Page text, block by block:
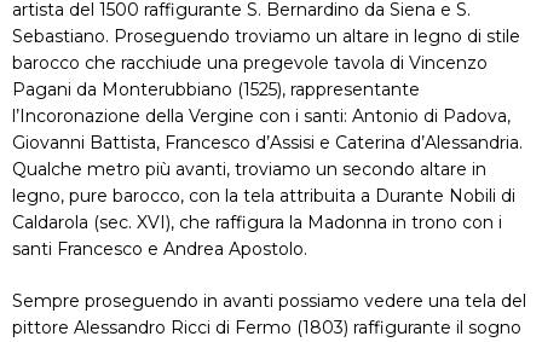
artista del 1500 raffigurante S. Bernardino da Siena e S.
Sebastiano. Proseguendo troviamo un altare in legno di stile
barocco che racchiude una pregevole tavola di Vincenzo
Pagani da Monterubbiano (1525), rappresentante
l’Incoronazione della Vergine con i santi: Antonio di Padova,
Giovanni Battista, Francesco d’Assisi e Caterina d’Alessandria.
Qualche metro più avanti, troviamo un secondo altare in
legno, pure barocco, con la tela attribuita a Durante Nobili di
Caldarola (sec. XVI), che raffigura la Madonna in trono con i
santi Francesco e Andrea Apostolo.
Sempre proseguendo in avanti possiamo vedere una tela del
pittore Alessandro Ricci di Fermo (1803) raffigurante il sogno